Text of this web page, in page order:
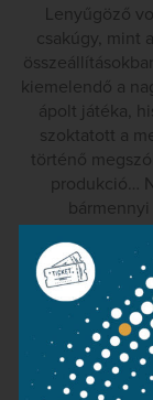
Lenyűgöző
csakúgy, mint
kiemelendő a
ápolt játéka,
szoktatott a
történő
produkció…
zeneigazgató,
hét mérföldes
lassítást
rezsiben